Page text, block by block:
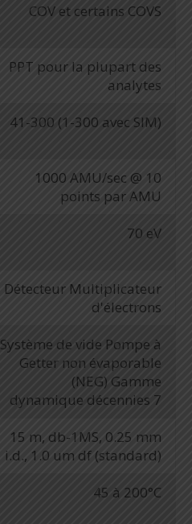
COV et certains COVS
PPT pour la plupart des
analytes
41-300 (1-300 avec SIM)
1000 AMU/sec @ 10
points par AMU
70 eV
Détecteur Multiplicateur
d'électrons
Système de vide Pompe à
Getter non évaporable
(NEG) Gamme
dynamique décennies 7
15 m, db-1MS, 0.25 mm
i.d., 1.0 um df (standard)
45 à 200°C